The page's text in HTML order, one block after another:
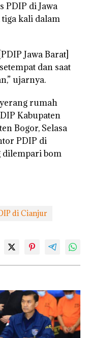
PDIP di Jawa
kali dalam
Jawa Barat]
dan saat
ujarnya.
rumah
Kabupaten
Bogor, Selasa
PDIP di
dilempari bom
di Cianjur